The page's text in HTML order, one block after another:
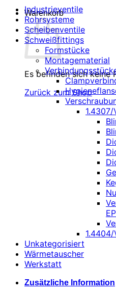
Warenkorb
Es befinden sich keine
Zurück zum Shop
Industrieventile
Rohrsysteme
Scheibenventile
Schweißfittings
Formstücke
Montagematerial
1.4307/
1.4404/
Unkategorisiert
Wärmetauscher
Werkstatt
Zusätzliche Information